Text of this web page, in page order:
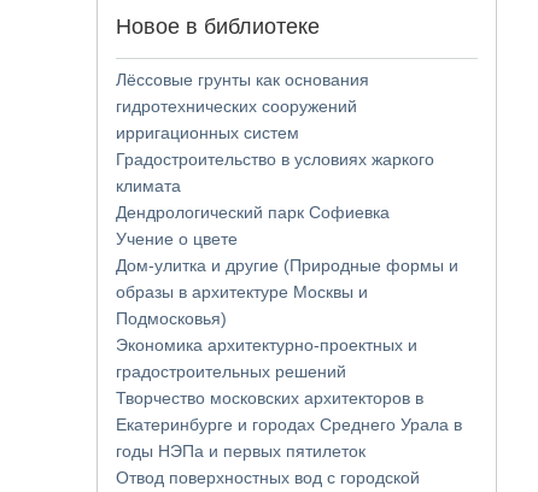
Новое в библиотеке
Лёссовые грунты как основания
гидротехнических сооружений
ирригационных систем
Градостроительство в условиях жаркого
климата
Дендрологический парк Софиевка
Учение о цвете
Дом-улитка и другие (Природные формы и
образы в архитектуре Москвы и
Подмосковья)
Экономика архитектурно-проектных и
градостроительных решений
Творчество московских архитекторов в
Екатеринбурге и городах Среднего Урала в
годы НЭПа и первых пятилеток
Отвод поверхностных вод с городской